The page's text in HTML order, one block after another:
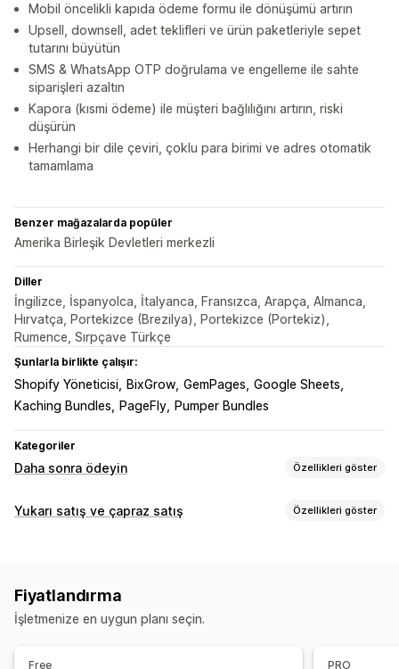
Mobil öncelikli kapıda ödeme formu ile dönüşümü artırın
Upsell, downsell, adet teklifleri ve ürün paketleriyle sepet
tutarını büyütün
SMS & WhatsApp OTP doğrulama ve engelleme ile sahte
siparişleri azaltın
Kapora (kısmi ödeme) ile müşteri bağlılığını artırın, riski
düşürün
Herhangi bir dile çeviri, çoklu para birimi ve adres otomatik
tamamlama
Benzer mağazalarda popüler
Amerika Birleşik Devletleri merkezli
Diller
İngilizce, İspanyolca, İtalyanca, Fransızca, Arapça, Almanca,
Hırvatça, Portekizce (Brezilya), Portekizce (Portekiz),
Rumence, Sırpçave Türkçe
Şunlarla birlikte çalışır:
Shopify Yöneticisi BixGrow GemPages Google Sheets
Kaching Bundles
PageFly Pumper Bundles
Kategoriler
Daha sonra ödeyin Özellikleri göster
Kapıda ödeme yönetimi
Form özelleştirme
Yazı tipi ve renk
Yukarı satış ve çapraz satış Özellikleri göster
Ürün sayfasından yukarı satış
Teşekkür sayfasından yukarı satış
Fiyatlandırma
İşletmenize en uygun planı seçin.
Free PRO